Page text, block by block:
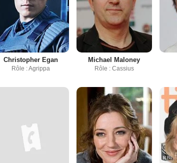
Christopher Egan
Rôle : Agrippa
Michael Maloney
Rôle : Cassius